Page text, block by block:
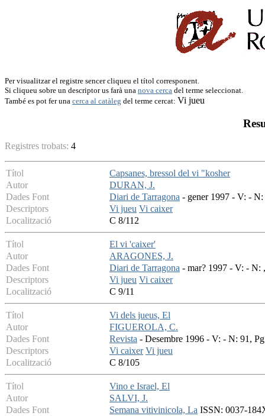
Per visualitzar el registre sencer cliqueu el títol corresponent.
Si cliqueu sobre un descriptor us farà una nova cerca del terme seleccionat.
També es pot fer una cerca al catàleg del terme cercat: Vi jueu
Registres trobats: 4
Títol
Capsanes, bressol del vi "kosher
Autor
DURAN, J.
Dades Font
Diari de Tarragona - gener 1997 - V: -
Descriptors
Vi jueu Vi caixer
Localització
C 8/112
Títol
El vi 'caixer'
Autor
ARAGONES, J.
Dades Font
Diari de Tarragona - mar? 1997 - V: - N:
Descriptors
Vi jueu Vi caixer
Localització
C 9/11
Títol
Vi dels jueus, El
Autor
FIGUEROLA, C.
Dades Font
Revista - Desembre 1996 - V: - N: 91,
Descriptors
Vi caixer Vi jueu
Localització
C 8/105
Títol
Vino e Israel, El
Autor
SALVI, J.
Dades Font
Semana vitivinicola, La ISSN: 0037-